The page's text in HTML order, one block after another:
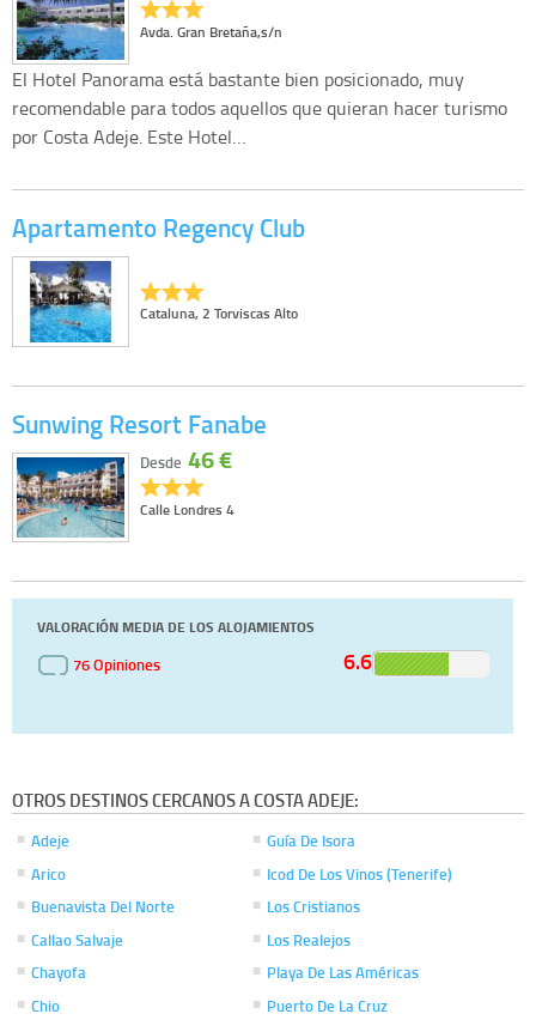
Avda. Gran Bretaña,s/n
El Hotel Panorama está bastante bien posicionado, muy
recomendable para todos aquellos que quieran hacer turismo
por Costa Adeje. Este Hotel…
Apartamento Regency Club
Cataluna, 2 Torviscas Alto
Sunwing Resort Fanabe
Calle Londres 4
Desde 46 €
VALORACIÓN MEDIA DE LOS ALOJAMIENTOS
76 Opiniones
6.6
OTROS DESTINOS CERCANOS A COSTA ADEJE:
Adeje
Arico
Buenavista Del Norte
Callao Salvaje
Chayofa
Chio
Guía De Isora
Icod De Los Vinos (Tenerife)
Los Cristianos
Los Realejos
Playa De Las Américas
Puerto De La Cruz